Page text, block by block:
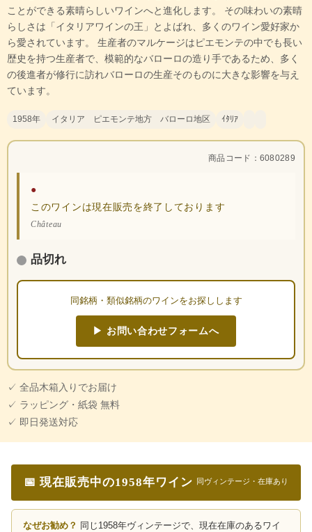
ことができる素晴らしいワインへと進化します。 その味わいの素晴
らしさは「イタリアワインの王」とよばれ、多くのワイン愛好家か
ら愛されています。 生産者のマルケージはピエモンテの中でも長い
歴史を持つ生産者で、模範的なバローロの造り手であるため、多く
の後進者が修行に訪れバローロの生産そのものに大きな影響を与え
ています。
1958年 イタリア ピエモンテ地方 バローロ地区 ｲﾀﾘｱ
商品コード：6080289
●
このワインは現在販売を終了しております
Château
品切れ
同銘柄・類似銘柄のワインをお探しします
▶ お問い合わせフォームへ
✓ 全品木箱入りでお届け
✓ ラッピング・紙袋 無料
✓ 即日発送対応
📅 現在販売中の1958年ワイン 同ヴィンテージ・在庫あり
なぜお勧め？ 同じ1958年ヴィンテージで、現在在庫のあるワイ